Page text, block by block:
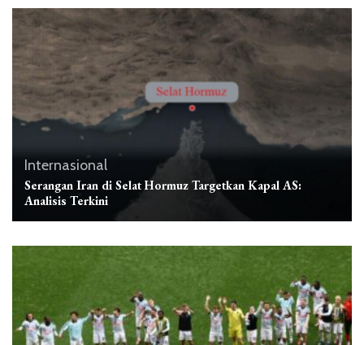
Internasional
Serangan Iran di Selat Hormuz Targetkan Kapal AS:
Analisis Terkini